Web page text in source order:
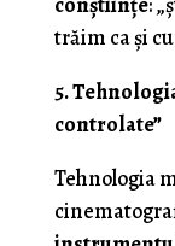
trăim ca și
5.
controlate”
Tehnologia